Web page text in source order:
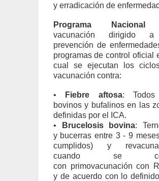
y erradicación de
Programa Nacional
vacunación dirigido
prevención de
programas de control oficial
cual se ejecutan los
vacunación contra:
• Fiebre aftosa:
bovinos y bufalinos en las
definidas por el ICA.
•
Brucelosis bovina:
y bucerras entre 3 - 9
cumplidos) y
cuando se
con primovacunación con
y de acuerdo con lo